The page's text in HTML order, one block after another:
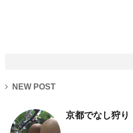
NEW POST
京都でなし狩り